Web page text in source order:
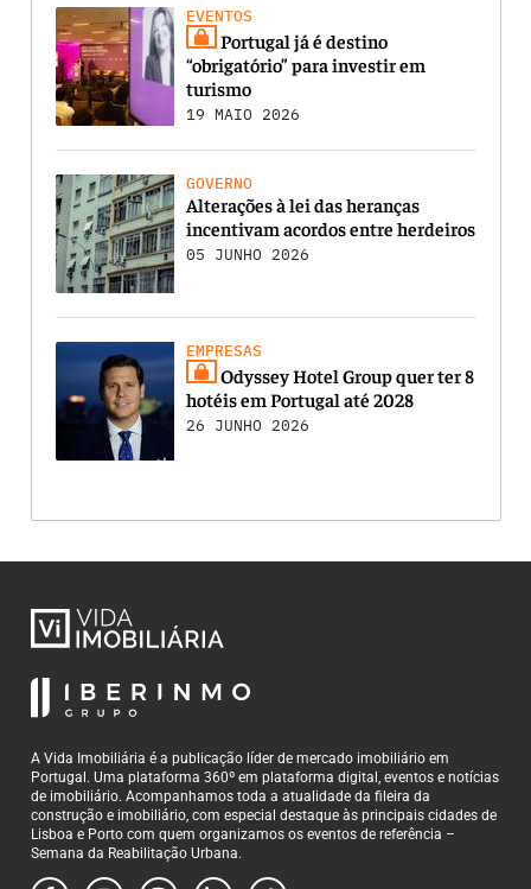
EVENTOS
Portugal já é destino
“obrigatório” para investir em
turismo
19 MAIO 2026
GOVERNO
Alterações à lei das heranças
incentivam acordos entre herdeiros
05 JUNHO 2026
EMPRESAS
Odyssey Hotel Group quer ter 8
hotéis em Portugal até 2028
26 JUNHO 2026
A Vida Imobiliária é a publicação líder de mercado imobiliário em
Portugal. Uma plataforma 360º em plataforma digital, eventos e notícias
de imobiliário. Acompanhamos toda a atualidade da fileira da
construção e imobiliário, com especial destaque às principais cidades de
Lisboa e Porto com quem organizamos os eventos de referência –
Semana da Reabilitação Urbana.